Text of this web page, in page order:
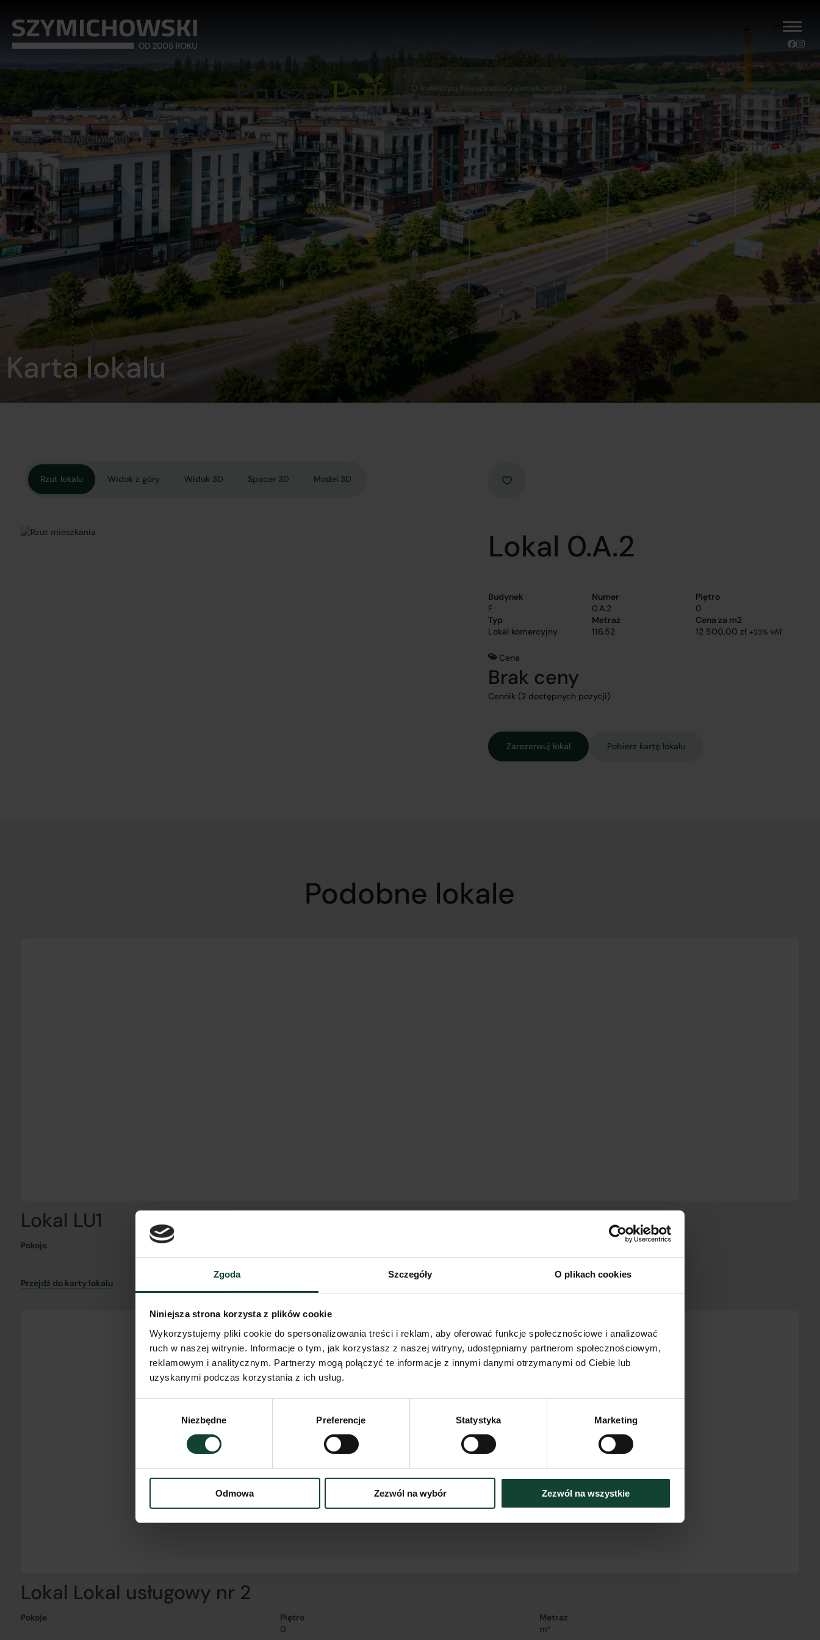
Zgoda Szczegóły O plikach cookies
Niniejsza strona korzysta z plików cookie
Wykorzystujemy pliki cookie do spersonalizowania treści i reklam, aby oferować funkcje społecznościowe i analizować
ruch w naszej witrynie. Informacje o tym, jak korzystasz z naszej witryny, udostępniamy partnerom społecznościowym,
reklamowym i analitycznym. Partnerzy mogą połączyć te informacje z innymi danymi otrzymanymi od Ciebie lub
uzyskanymi podczas korzystania z ich usług.
Niezbędne Preferencje Statystyka Marketing
Odmowa Zezwól na wybór Zezwól na wszystkie
O inwestycji MieszkaniaGaleriaKontakt
Karta lokalu
Rzut lokalu Widok z góry Widok 3D Spacer 3D Model 3D
Lokal 0.A.2
Budynek
F
Numer
0.A.2
Piętro
0
Typ
Lokal komercyjny
Metraż
116.52
Cena za m2
12 500,00 zł +23% VAT
Cena
Brak ceny
Cennik (2 dostępnych pozycji)
Zarezerwuj lokal Pobierz kartę lokalu
Podobne lokale
Lokal LU1
Pokoje
0
m²
Przejdź do karty lokalu
Lokal Lokal usługowy nr 2
Pokoje
Piętro
0
Metraż
m²